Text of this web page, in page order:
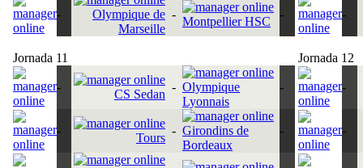
-
Olympique de
Marseille
-
Montpellier HSC
- -
Jornada 11 Jornada 12
-
CS Sedan
- Olympique
Lyonnais
- -
-
Tours
- Girondins de
Bordeaux
- -